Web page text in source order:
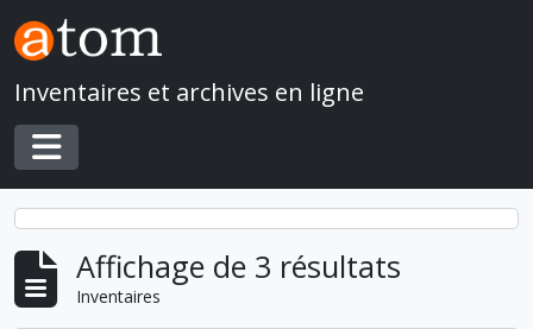
Skip to main content
Inventaires et archives en ligne
Toggle navigation
Affichage de 3 résultats
Inventaires